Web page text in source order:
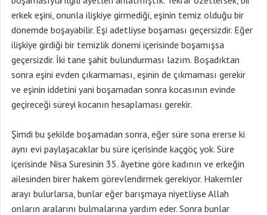
erkek eşini, onunla ilişkiye girmediği, eşinin temiz olduğu bir
dönemde boşayabilir. Eşi adetliyse boşaması geçersizdir. Eğer
ilişkiye girdiği bir temizlik dönemi içerisinde boşamışsa
geçersizdir. İki tane şahit bulundurması lazım. Boşadıktan
sonra eşini evden çıkarmaması, eşinin de çıkmaması gerekir
ve eşinin iddetini yani boşamadan sonra kocasının evinde
geçireceği süreyi kocanın hesaplaması gerekir.
Şimdi bu şekilde boşamadan sonra, eğer süre sona ererse ki
aynı evi paylaşacaklar bu süre içerisinde kaçgöç yok. Süre
içerisinde Nisa Suresinin 35. âyetine göre kadının ve erkeğin
ailesinden birer hakem görevlendirmek gerekiyor. Hakemler
arayı bulurlarsa, bunlar eğer barışmaya niyetliyse Allah
onların aralarını bulmalarına yardım eder. Sonra bunlar